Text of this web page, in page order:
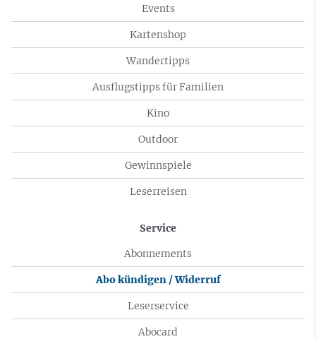
Events
Kartenshop
Wandertipps
Ausflugstipps für Familien
Kino
Outdoor
Gewinnspiele
Leserreisen
Service
Abonnements
Abo kündigen / Widerruf
Leserservice
Abocard